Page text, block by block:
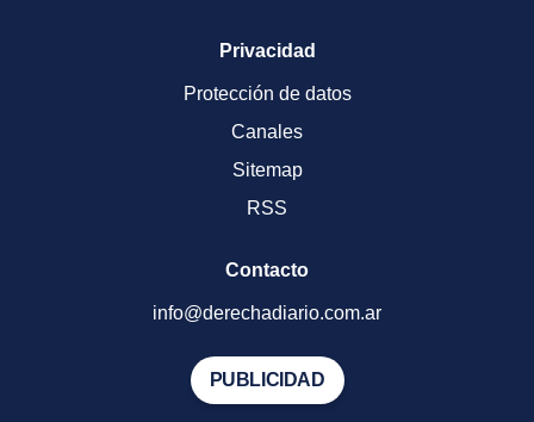
Privacidad
Protección de datos
Canales
Sitemap
RSS
Contacto
info@derechadiario.com.ar
PUBLICIDAD